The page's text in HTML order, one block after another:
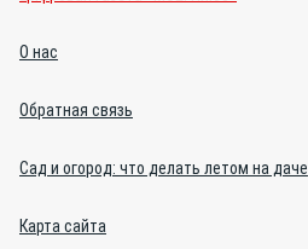
О нас
Обратная связь
Сад и огород: что делать летом на даче
Карта сайта